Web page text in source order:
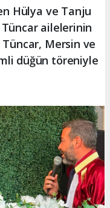
Hülya ve Tanju
ailelerinin
Mersin ve
düğün töreniyle